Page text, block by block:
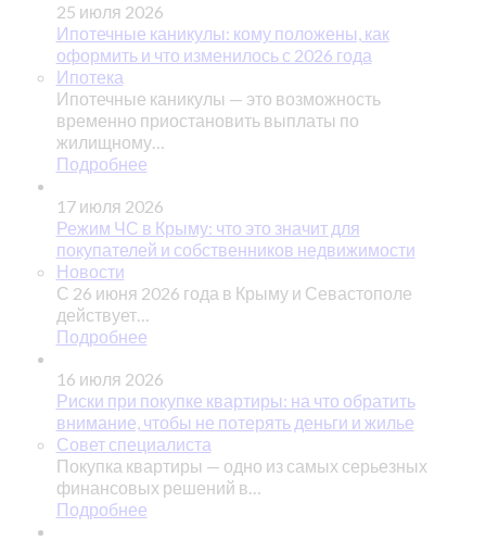
25 июля 2026
Ипотечные каникулы: кому положены, как
оформить и что изменилось с 2026 года
Ипотека
Ипотечные каникулы — это возможность
временно приостановить выплаты по
жилищному…
Подробнее
17 июля 2026
Режим ЧС в Крыму: что это значит для
покупателей и собственников недвижимости
Новости
С 26 июня 2026 года в Крыму и Севастополе
действует…
Подробнее
16 июля 2026
Риски при покупке квартиры: на что обратить
внимание, чтобы не потерять деньги и жилье
Совет специалиста
Покупка квартиры — одно из самых серьезных
финансовых решений в…
Подробнее